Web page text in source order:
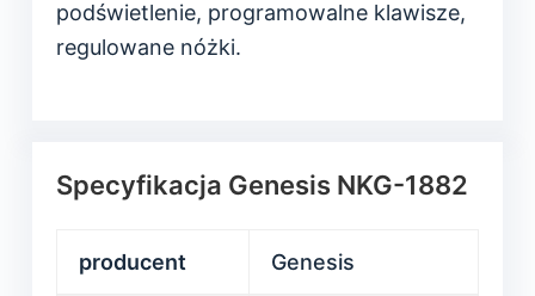
podświetlenie, programowalne klawisze,
regulowane nóżki.
Specyfikacja Genesis NKG-1882
producent Genesis